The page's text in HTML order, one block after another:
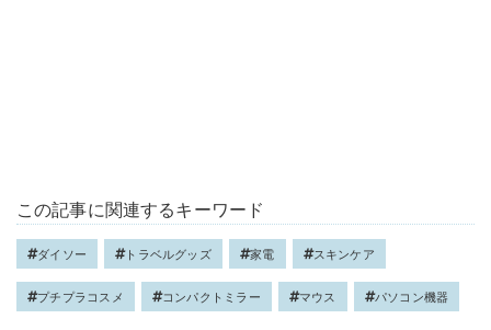
この記事に関連するキーワード
ダイソー トラベルグッズ 家電 スキンケア
プチプラコスメ コンパクトミラー マウス パソコン機器